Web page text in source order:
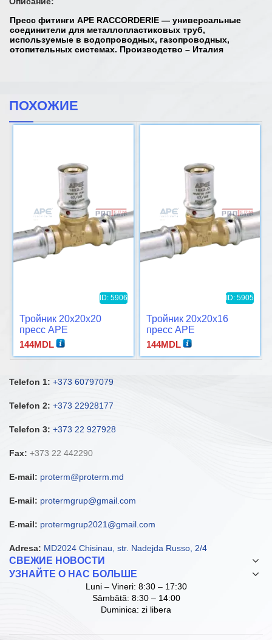
Пресс фитинги APE RACCORDERIE — универсальные
соединители для металлопластиковых труб,
используемые в водопроводных, газопроводных,
отопительных системах. Производство – Италия
ПОХОЖИЕ
ID: 5906
Тройник 20x20x20
пресс APE
144MDL
ID: 5905
Тройник 20x20x16
пресс APE
144MDL
Telefon 1: +373 60797079
Telefon 2: +373 22928177
Telefon 3: +373 22 927928
Fax: +373 22 442290
E-mail: proterm@proterm.md
E-mail: protermgrup@gmail.com
E-mail: protermgrup2021@gmail.com
Adresa: MD2024 Chisinau, str. Nadejda Russo, 2/4
СВЕЖИЕ НОВОСТИ
УЗНАЙТЕ О НАС БОЛЬШЕ
Luni – Vineri: 8:30 – 17:30
Sâmbătă: 8:30 – 14:00
Duminica: zi libera